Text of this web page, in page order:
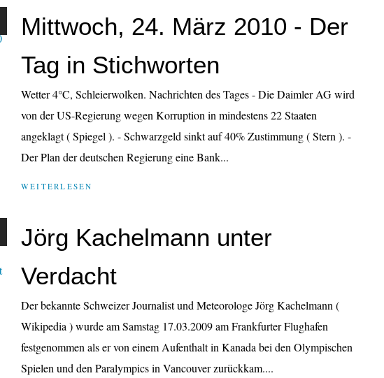
Mittwoch, 24. März 2010 - Der
Tag in Stichworten
Wetter 4°C, Schleierwolken. Nachrichten des Tages - Die Daimler AG wird
von der US-Regierung wegen Korruption in mindestens 22 Staaten
angeklagt ( Spiegel ). - Schwarzgeld sinkt auf 40% Zustimmung ( Stern ). -
Der Plan der deutschen Regierung eine Bank...
WEITERLESEN
Jörg Kachelmann unter
Verdacht
Der bekannte Schweizer Journalist und Meteorologe Jörg Kachelmann (
Wikipedia ) wurde am Samstag 17.03.2009 am Frankfurter Flughafen
festgenommen als er von einem Aufenthalt in Kanada bei den Olympischen
Spielen und den Paralympics in Vancouver zurückkam....